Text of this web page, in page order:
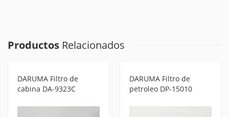
Productos Relacionados
DARUMA Filtro de
cabina DA-9323C
DARUMA Filtro de
petroleo DP-15010